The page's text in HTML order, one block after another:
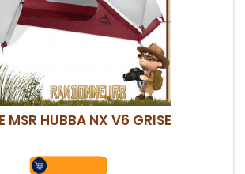
MSR HUBBA NX V6 GRISE